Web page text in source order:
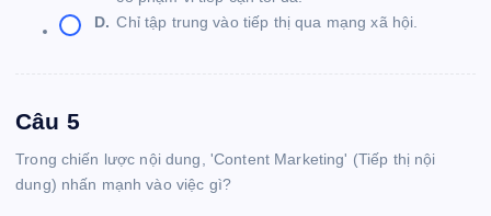
D. Chỉ tập trung vào tiếp thị qua mạng xã hội.
Câu 5
Trong chiến lược nội dung, 'Content Marketing' (Tiếp thị nội
dung) nhấn mạnh vào việc gì?